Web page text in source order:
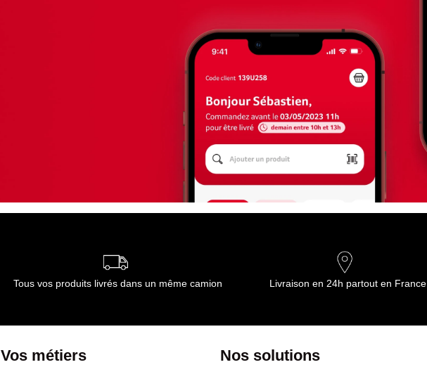
Tous vos produits livrés dans un même camion Livraison en 24h partout en France
Vos métiers Nos solutions